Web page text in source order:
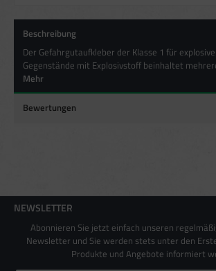
Beschreibung
Der Gefahrgutaufkleber der Klasse 1 für
Gegenstände mit Explosivstoff beinhaltet
Mehr
Bewertungen
NEWSLETTER
Abonnieren Sie jetzt einfach unseren
Newsletter und Sie werden stets unter den
Produkte und Angebote informiert
Endgeräteeigenschaften zur Identifikation aktiv